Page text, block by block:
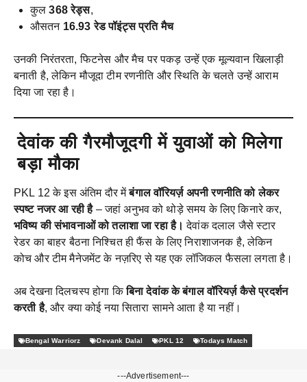
कुल368 रेड्स,
औसतन 16.93 रेड पॉइंट्स प्रति मैच
उनकी निरंतरता, फिटनेस और मैच पर पकड़ उन्हें एक मूल्यवान खिलाड़ी
बनाती है, लेकिन मौजूदा टीम रणनीति और स्थिति के चलते उन्हें आराम
दिया जा रहा है।
देवांक की गैरमौजूदगी में युवाओं को मिलेगा
बड़ा मौका
PKL 12 के इस अंतिम दौर मेंबंगाल वॉरियर्ज़ अपनी रणनीति को लेकर
स्पष्ट नजर आ रही है– जहां अनुभव को थोड़े समय के लिए किनारे कर,
भविष्य की संभावनाओं को तलाशा जा रहा है। देवांक दलाल जैसे स्टार
रेडर का बाहर बैठना निश्चित ही फैंस के लिए निराशाजनक है, लेकिन
कोच और टीम मैनेजमेंट के नज़रिए से यह एक लॉजिकल फैसला लगता है।
अब देखना दिलचस्प होगा किबिना देवांक के बंगाल वॉरियर्ज़ कैसे प्रदर्शन
करती है, और क्या कोई नया सितारा सामने आता है या नहीं।
Bengal Warriorz Devank Dalal PKL 12 Todays Match
---Advertisement---